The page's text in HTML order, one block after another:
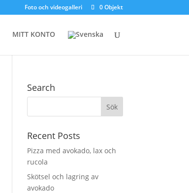
Foto och videogalleri 0 Objekt
MITT KONTO
Search
Recent Posts
Pizza med avokado, lax och
rucola
Skötsel och lagring av
avokado